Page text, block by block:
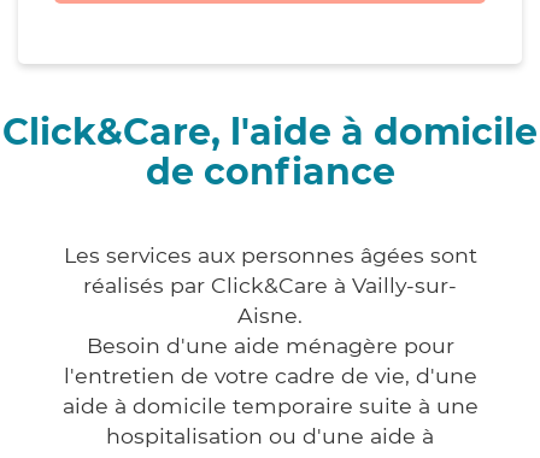
Click&Care, l'aide à domicile
de confiance
Les services aux personnes âgées sont
réalisés par Click&Care à Vailly-sur-
Aisne.
Besoin d'une aide ménagère pour
l'entretien de votre cadre de vie, d'une
aide à domicile temporaire suite à une
hospitalisation ou d'une aide à